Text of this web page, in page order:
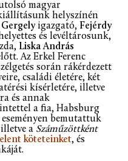
magyar
helyszínén
igazgató, Fejérdy
és levéltárosunk,
Liska András
Az Erkel Ferenc
során rákérdezett
családi életére, két
kísérletére, illetve
és annak
a fia, Habsburg
bemutattuk
a Száműzöttként
köteteinket, és